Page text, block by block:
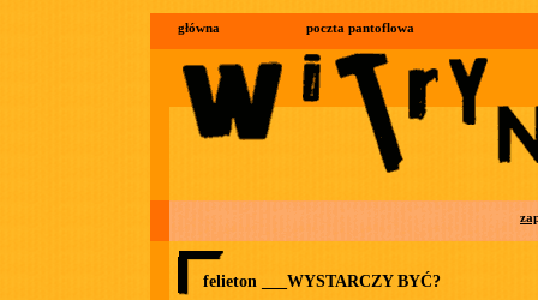
główna poczta pantoflowa
felieton ___WYSTARCZY BYĆ?